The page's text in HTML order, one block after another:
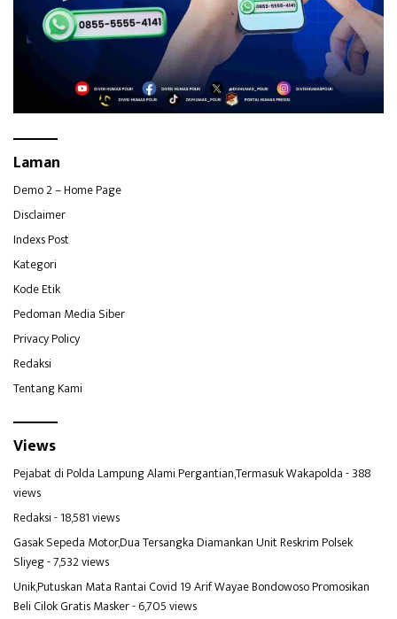
Laman
Demo 2 – Home Page
Disclaimer
Indexs Post
Kategori
Kode Etik
Pedoman Media Siber
Privacy Policy
Redaksi
Tentang Kami
Views
Pejabat di Polda Lampung Alami Pergantian,Termasuk Wakapolda- 388
views
Redaksi- 18,581 views
Gasak Sepeda Motor,Dua Tersangka Diamankan Unit Reskrim Polsek
Sliyeg- 7,532 views
Unik,Putuskan Mata Rantai Covid 19 Arif Wayae Bondowoso Promosikan
Beli Cilok Gratis Masker- 6,705 views